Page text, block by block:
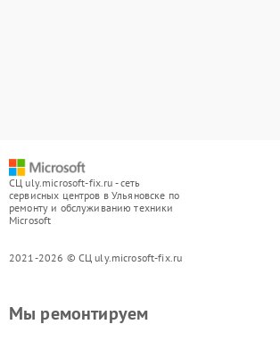
СЦ uly.microsoft-fix.ru - сеть
сервисных центров в Ульяновске по
ремонту и обслуживанию техники
Microsoft
2021-2026 © СЦ uly.microsoft-fix.ru
Мы ремонтируем